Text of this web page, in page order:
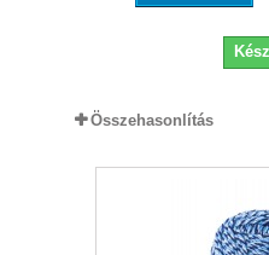
Összehasonlítás